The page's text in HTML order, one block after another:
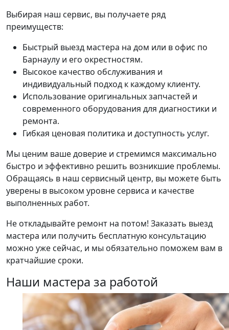
Выбирая наш сервис, вы получаете ряд
преимуществ:
Быстрый выезд мастера на дом или в офис по
Барнаулу и его окрестностям.
Высокое качество обслуживания и
индивидуальный подход к каждому клиенту.
Использование оригинальных запчастей и
современного оборудования для диагностики и
ремонта.
Гибкая ценовая политика и доступность услуг.
Мы ценим ваше доверие и стремимся максимально
быстро и эффективно решить возникшие проблемы.
Обращаясь в наш сервисный центр, вы можете быть
уверены в высоком уровне сервиса и качестве
выполненных работ.
Не откладывайте ремонт на потом! Заказать выезд
мастера или получить бесплатную консультацию
можно уже сейчас, и мы обязательно поможем вам в
кратчайшие сроки.
Наши мастера за работой